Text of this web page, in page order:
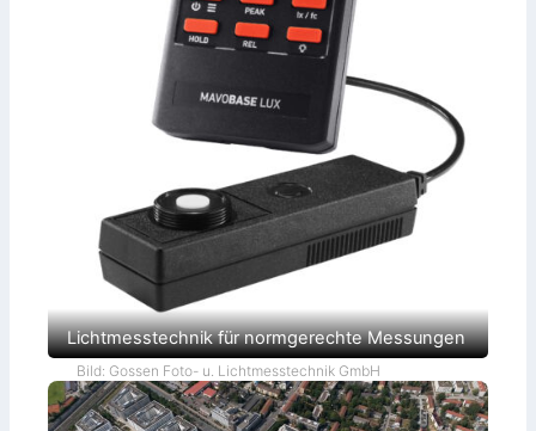
Lichtmesstechnik für normgerechte Messungen
Bild: Gossen Foto- u. Lichtmesstechnik GmbH